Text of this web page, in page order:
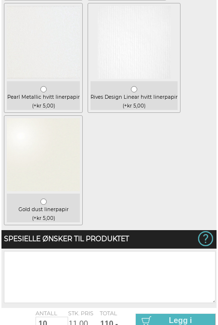
Pearl Metallic hvitt linerpapir
(+kr 5,00)
Rives Design Linear hvitt linerpapir
(+kr 5,00)
Gold dust linerpapir
(+kr 5,00)
SPESIELLE ØNSKER TIL PRODUKTET
ANTALL STK. PRIS TOTAL
Legg i